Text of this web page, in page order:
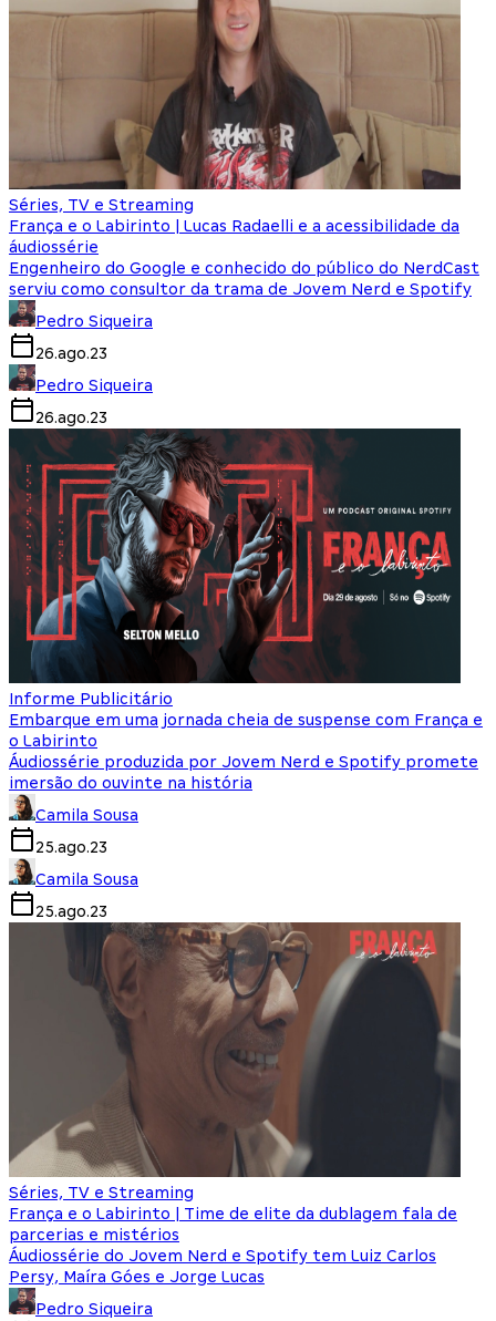
Séries, TV e Streaming
França e o Labirinto | Lucas Radaelli e a acessibilidade da
áudiossérie
Engenheiro do Google e conhecido do público do NerdCast
serviu como consultor da trama de Jovem Nerd e Spotify
Pedro Siqueira
26.ago.23
Pedro Siqueira
26.ago.23
Informe Publicitário
Embarque em uma jornada cheia de suspense com França e
o Labirinto
Áudiossérie produzida por Jovem Nerd e Spotify promete
imersão do ouvinte na história
Camila Sousa
25.ago.23
Camila Sousa
25.ago.23
Séries, TV e Streaming
França e o Labirinto | Time de elite da dublagem fala de
parcerias e mistérios
Áudiossérie do Jovem Nerd e Spotify tem Luiz Carlos
Persy, Maíra Góes e Jorge Lucas
Pedro Siqueira